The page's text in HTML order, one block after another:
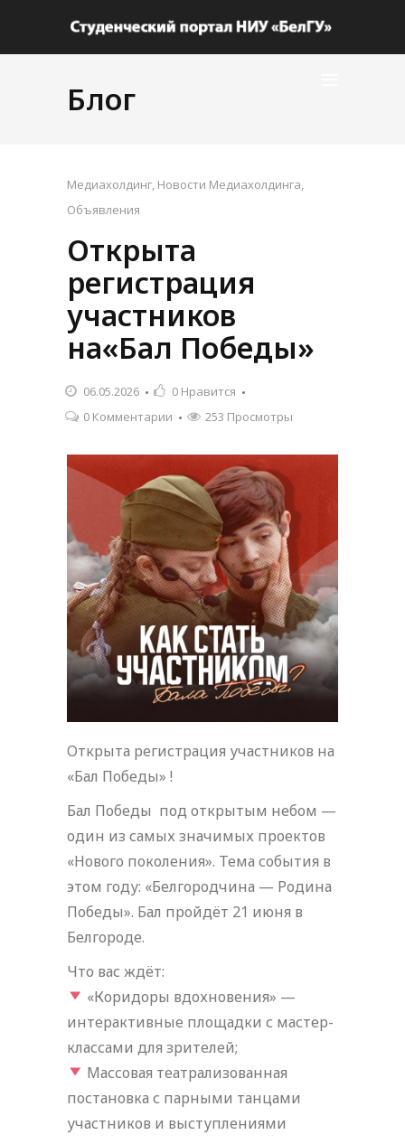
Блог
Медиахолдинг, Новости Медиахолдинга,
Объявления
Открыта
регистрация
участников
на«Бал Победы»
06.05.2026 0 Нравится
0 Комментарии
253 Просмотры
Открыта регистрация участников на
«Бал Победы» !
Бал Победы под открытым небом —
один из самых значимых проектов
«Нового поколения». Тема события в
этом году: «Белгородчина — Родина
Победы». Бал пройдёт 21 июня в
Белгороде.
Что вас ждёт:
«Коридоры вдохновения» —
интерактивные площадки с мастер-
классами для зрителей;
Массовая театрализованная
постановка с парными танцами
участников и выступлениями